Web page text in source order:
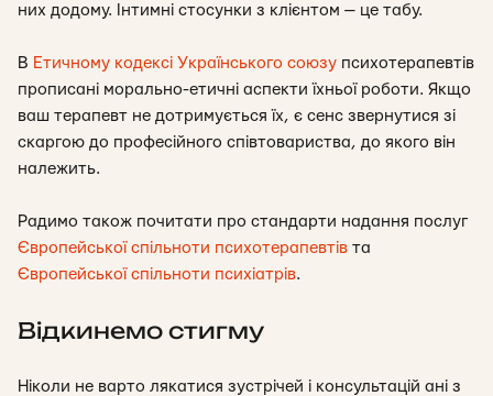
них додому. Інтимні стосунки з клієнтом — це табу.
В Етичному кодексі Українського союзу психотерапевтів
прописані морально-етичні аспекти їхньої роботи. Якщо
ваш терапевт не дотримується їх, є сенс звернутися зі
скаргою до професійного співтовариства, до якого він
належить.
Радимо також почитати про стандарти надання послуг
Європейської спільноти психотерапевтів та
Європейської спільноти психіатрів.
Відкинемо стигму
Ніколи не варто лякатися зустрічей і консультацій ані з